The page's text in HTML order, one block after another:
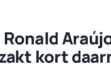
kort